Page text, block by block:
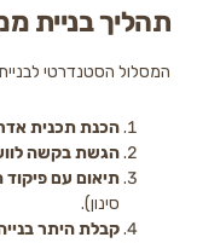
בניית ממ"ד –
לבניית ממ"ד כולל:
תכנית אדריכליתעל ידי
בקשה לוועדה המקומית
עם פיקוד העורף
היתר בנייה / אישור